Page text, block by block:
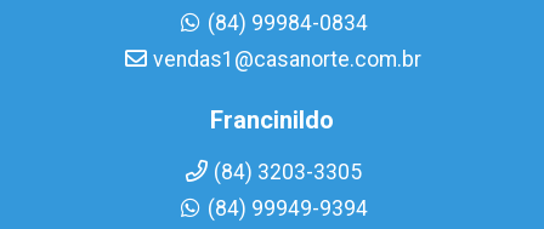
(84) 99984-0834
vendas1@casanorte.com.br
Francinildo
(84) 3203-3305
(84) 99949-9394